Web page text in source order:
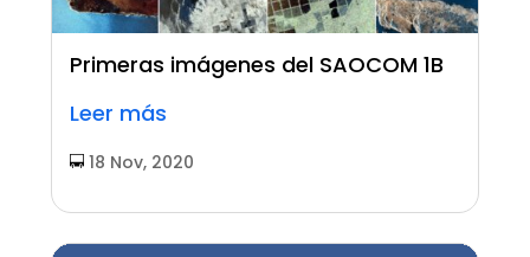
Primeras imágenes del SAOCOM 1B
Leer más
18 Nov, 2020